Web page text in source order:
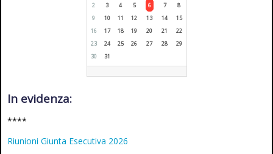
2
3 4 5 6 7
8
9
10 11 12 13 14
15
16
17 18 19 20 21
22
23
24 25 26 27 28
29
30
31
In evidenza:
****
Riunioni Giunta Esecutiva 2026